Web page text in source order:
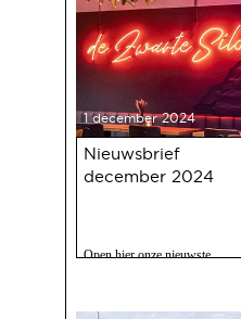
1 december 2024
Nieuwsbrief
december 2024
Open hier onze nieuwste
12 december a.s.